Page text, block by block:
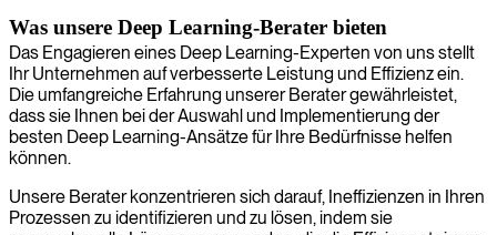
Was unsere Deep Learning-Berater bieten
Das Engagieren eines Deep Learning-Experten von uns stellt
Ihr Unternehmen auf verbesserte Leistung und Effizienz ein.
Die umfangreiche Erfahrung unserer Berater gewährleistet,
dass sie Ihnen bei der Auswahl und Implementierung der
besten Deep Learning-Ansätze für Ihre Bedürfnisse helfen
können.
Unsere Berater konzentrieren sich darauf, Ineffizienzen in Ihren
Prozessen zu identifizieren und zu lösen, indem sie